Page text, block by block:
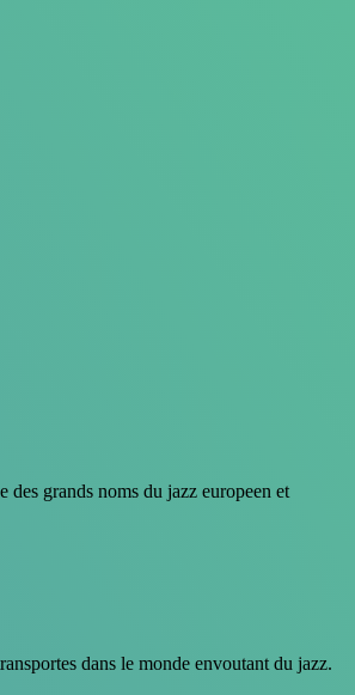
grands noms du jazz europeen et
dans le monde envoutant du jazz.